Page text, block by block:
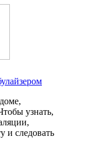
узнать,
и следовать